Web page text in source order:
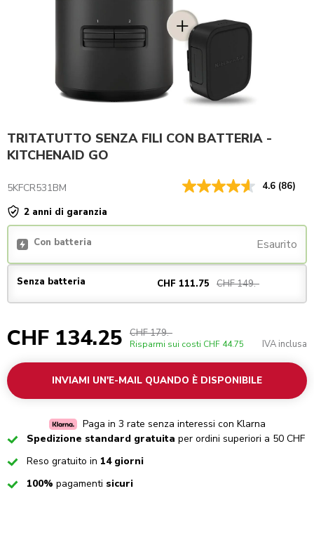
TRITATUTTO SENZA FILI CON BATTERIA -
KITCHENAID GO
5KFCR531BM 4.6 (86)
2 anni di garanzia
Con batteria Esaurito
Senza batteria CHF 111.75 CHF 149.-
CHF 134.25 CHF 179.-
Risparmi sui costi CHF 44.75 IVA inclusa
INVIAMI UN'E-MAIL QUANDO È DISPONIBILE
Paga in 3 rate senza interessi con Klarna
CheckedSpedizione standard gratuita per ordini superiori a 50 CHF
CheckedReso gratuito in 14 giorni
Checked
100% pagamenti sicuri